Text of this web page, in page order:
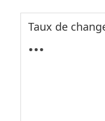
Taux de
...